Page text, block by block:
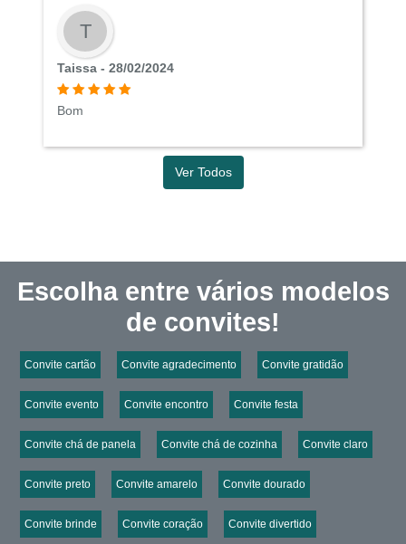
T
Taissa - 28/02/2024
Bom
Ver Todos
Escolha entre vários modelos
de convites!
Convite cartão Convite agradecimento Convite gratidão
Convite evento Convite encontro Convite festa
Convite chá de panela Convite chá de cozinha Convite claro
Convite preto Convite amarelo Convite dourado
Convite brinde Convite coração Convite divertido